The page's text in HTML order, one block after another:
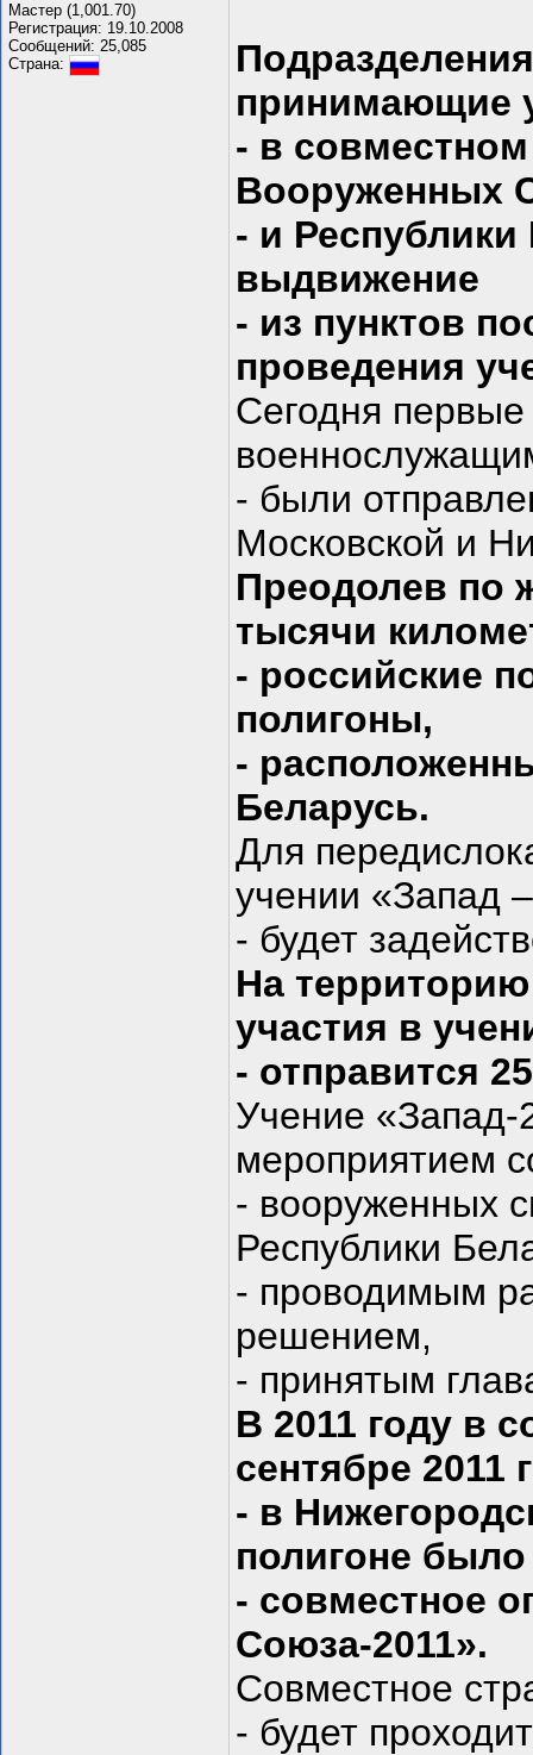
Мастер (1,001.70)
Регистрация: 19.10.2008
Сообщений: 25,085
Страна:
принимающие
- в совместном
Вооруженных
- и Республики
выдвижение
- из пунктов
проведения
Сегодня
- были
Московской и
Преодолев по
тысячи
- российские
полигоны,
-
Беларусь.
Для
учении «Запад
- будет
На
участия в
- отправится
Учение «Запад-
мероприятием
- вооруженных
Республики
- проводимым
решением,
- принятым
В 2011 году в
сентябре 2011
- в
полигоне
- совместное
Союза-2011».
Совместное
- будет